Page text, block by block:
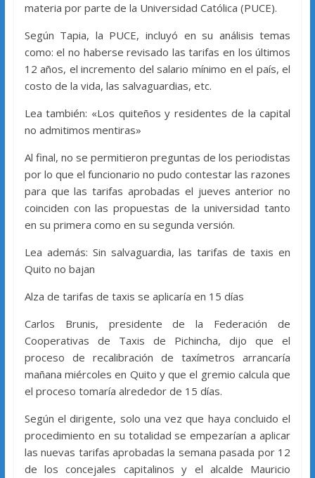
materia por parte de la Universidad Católica (PUCE).
Según Tapia, la PUCE, incluyó en su análisis temas
como: el no haberse revisado las tarifas en los últimos
12 años, el incremento del salario mínimo en el país, el
costo de la vida, las salvaguardias, etc.
Lea también: «Los quiteños y residentes de la capital
no admitimos mentiras»
Al final, no se permitieron preguntas de los periodistas
por lo que el funcionario no pudo contestar las razones
para que las tarifas aprobadas el jueves anterior no
coinciden con las propuestas de la universidad tanto
en su primera como en su segunda versión.
Lea además: Sin salvaguardia, las tarifas de taxis en
Quito no bajan
Alza de tarifas de taxis se aplicaría en 15 días
Carlos Brunis, presidente de la Federación de
Cooperativas de Taxis de Pichincha, dijo que el
proceso de recalibración de taxímetros arrancaría
mañana miércoles en Quito y que el gremio calcula que
el proceso tomaría alrededor de 15 días.
Según el dirigente, solo una vez que haya concluido el
procedimiento en su totalidad se empezarían a aplicar
las nuevas tarifas aprobadas la semana pasada por 12
de los concejales capitalinos y el alcalde Mauricio